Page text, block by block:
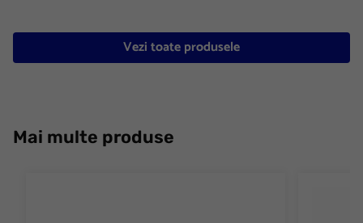
Vezi toate produsele
Mai multe produse